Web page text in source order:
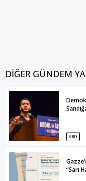
DIĞER GÜNDEM
ABD
“Sarı